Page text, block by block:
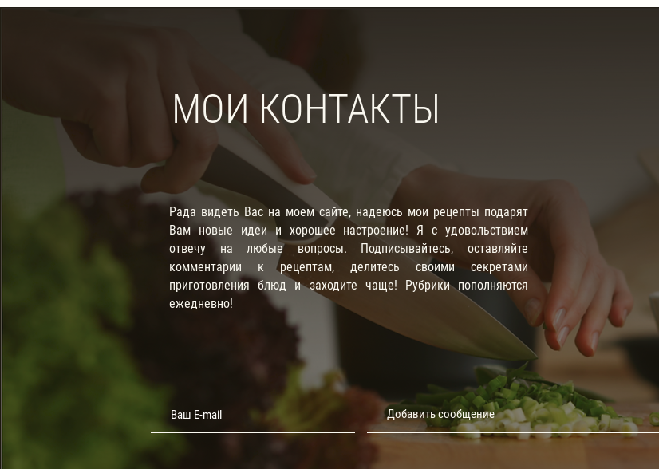
МОИ КОНТАКТЫ
Рада видеть Вас на моем сайте, надеюсь мои рецепты подарят
Вам новые идеи и хорошее настроение! Я с удовольствием
отвечу на любые вопросы. Подписывайтесь, оставляйте
комментарии к рецептам, делитесь своими секретами
приготовления блюд и заходите чаще! Рубрики пополняются
ежедневно!